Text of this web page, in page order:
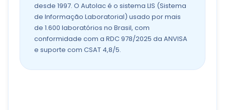
desde 1997. O Autolac é o sistema LIS (Sistema
de Informação Laboratorial) usado por mais
de 1.600 laboratórios no Brasil, com
conformidade com a RDC 978/2025 da ANVISA
e suporte com CSAT 4,8/5.